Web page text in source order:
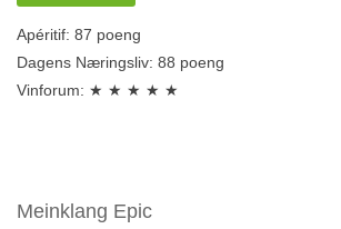
Apéritif: 87 poeng
Dagens Næringsliv: 88 poeng
Vinforum: ★ ★ ★ ★ ★
Meinklang Epic